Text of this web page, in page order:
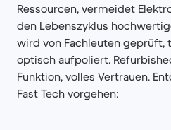
Ressourcen, vermeidet
den Lebenszyklus
wird von Fachleuten
optisch aufpoliert.
Funktion, volles Vertrauen.
Fast Tech vorgehen: